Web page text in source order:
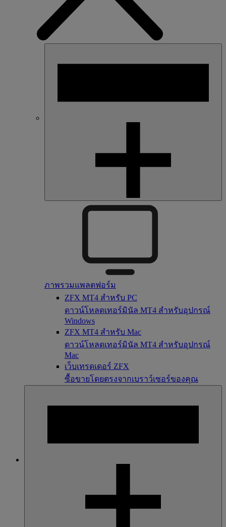
ภาพรวมแพลตฟอร์ม
ZFX MT4 สำหรับ PC
ดาวน์โหลดเทอร์มินัล MT4 สำหรับอุปกรณ์
Windows
ZFX MT4 สำหรับ Mac
ดาวน์โหลดเทอร์มินัล MT4 สำหรับอุปกรณ์
Mac
เว็บเทรดเดอร์ ZFX
ซื้อขายโดยตรงจากเบราว์เซอร์ของคุณ